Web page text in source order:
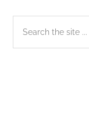
Sidebar
chính
the